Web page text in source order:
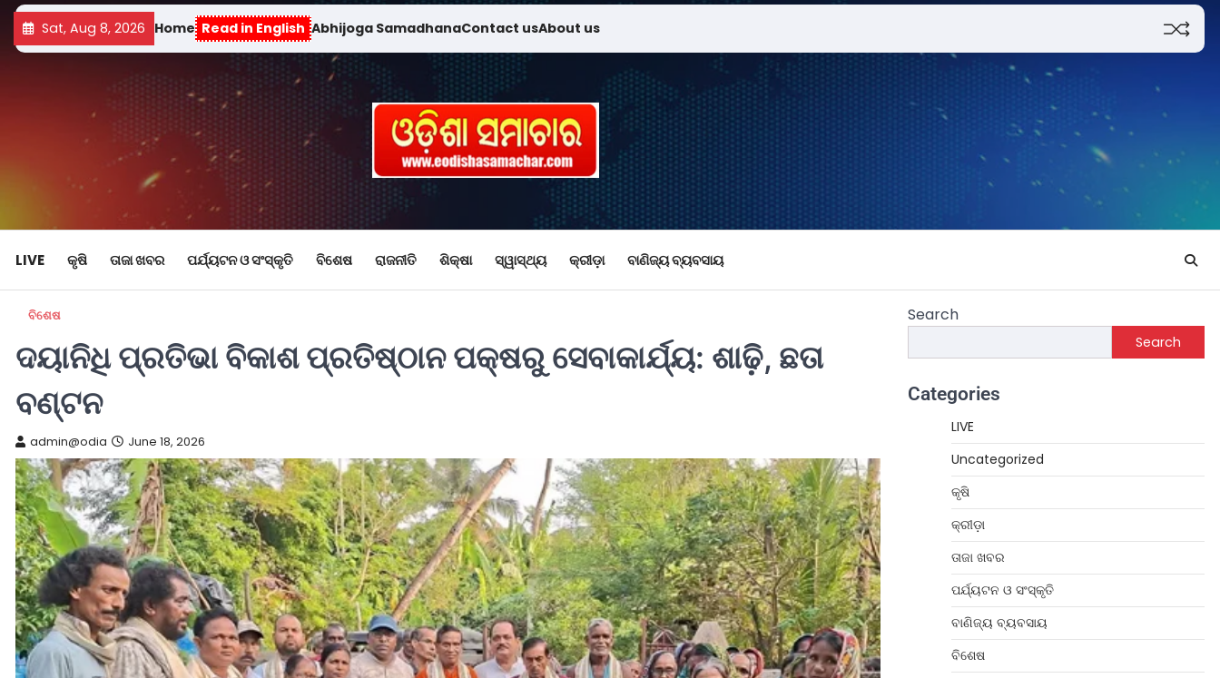
Sat, Aug 8, 2026 Home Read in English Abhijoga SamadhanaContact usAbout us
LIVE କୃଷି ତାଜା ଖବର ପର୍ଯ୍ୟଟନ ଓ ସଂସ୍କୃତି ବିଶେଷ ରାଜନୀତି ଶିକ୍ଷା ସ୍ୱାସ୍ଥ୍ୟ କ୍ରୀଡ଼ା ବାଣିଜ୍ୟ ବ୍ୟବସାୟ
ବିଶେଷ
ଦୟାନିଧି ପ୍ରତିଭା ବିକାଶ ପ୍ରତିଷ୍ଠାନ ପକ୍ଷରୁ ସେବାକାର୍ଯ୍ୟ: ଶାଢ଼ି, ଛତା
ବଣ୍ଟନ
admin@odia June 18, 2026
Search
Search
Categories
LIVE
Uncategorized
କୃଷି
କ୍ରୀଡ଼ା
ତାଜା ଖବର
ପର୍ଯ୍ୟଟନ ଓ ସଂସ୍କୃତି
ବାଣିଜ୍ୟ ବ୍ୟବସାୟ
ବିଶେଷ